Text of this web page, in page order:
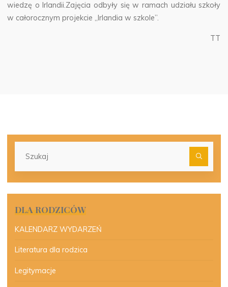
wiedzę o Irlandii.Zajęcia odbyły się w ramach udziału szkoły
w całorocznym projekcie ,,Irlandia w szkole”.
TT
DLA RODZICÓW
KALENDARZ WYDARZEŃ
Literatura dla rodzica
Legitymacje